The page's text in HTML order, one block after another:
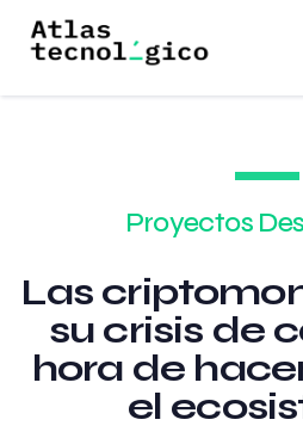
Proyectos
Las
su crisis de
hora de
el